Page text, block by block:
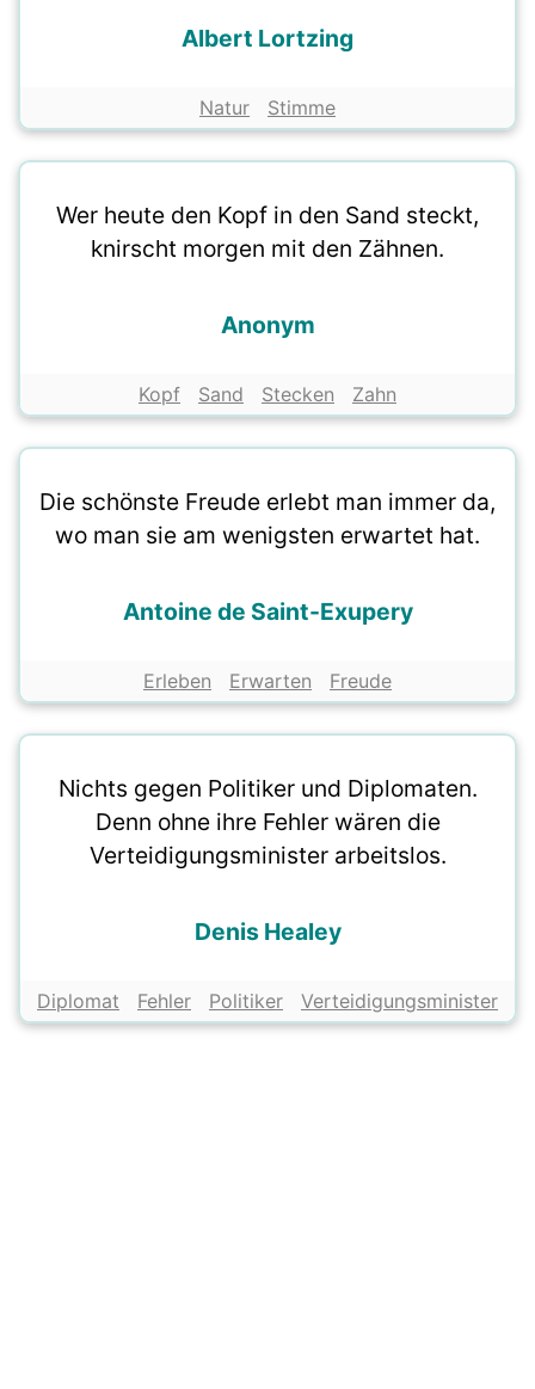
Albert Lortzing
Natur Stimme
Wer heute den Kopf in den Sand steckt,
knirscht morgen mit den Zähnen.
Anonym
Kopf Sand Stecken Zahn
Die schönste Freude erlebt man immer da,
wo man sie am wenigsten erwartet hat.
Antoine de Saint-Exupery
Erleben Erwarten Freude
Nichts gegen Politiker und Diplomaten.
Denn ohne ihre Fehler wären die
Verteidigungsminister arbeitslos.
Denis Healey
Diplomat Fehler Politiker Verteidigungsminister